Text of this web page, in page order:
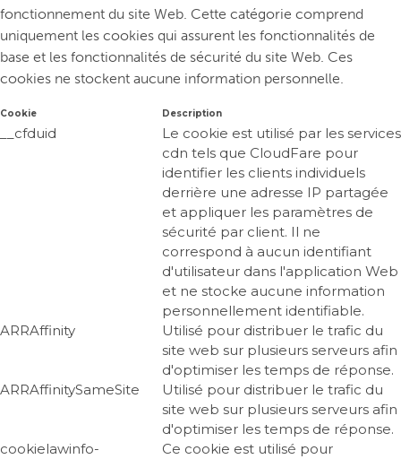
fonctionnement du site Web. Cette catégorie comprend
uniquement les cookies qui assurent les fonctionnalités de
base et les fonctionnalités de sécurité du site Web. Ces
cookies ne stockent aucune information personnelle.
Cookie Description
__cfduid
Le cookie est utilisé par les services
cdn tels que CloudFare pour
identifier les clients individuels
derrière une adresse IP partagée
et appliquer les paramètres de
sécurité par client. Il ne
correspond à aucun identifiant
d'utilisateur dans l'application Web
et ne stocke aucune information
personnellement identifiable.
ARRAffinity
Utilisé pour distribuer le trafic du
site web sur plusieurs serveurs afin
d'optimiser les temps de réponse.
ARRAffinitySameSite
Utilisé pour distribuer le trafic du
site web sur plusieurs serveurs afin
d'optimiser les temps de réponse.
cookielawinfo-
Ce cookie est utilisé pour